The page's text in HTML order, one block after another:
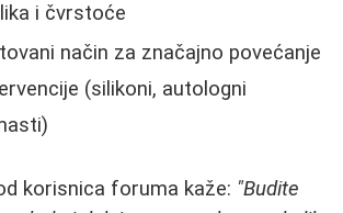
i čvrstoće
način za značajno povećanje
(silikoni, autologni
korisnica foruma kaže: "Budite